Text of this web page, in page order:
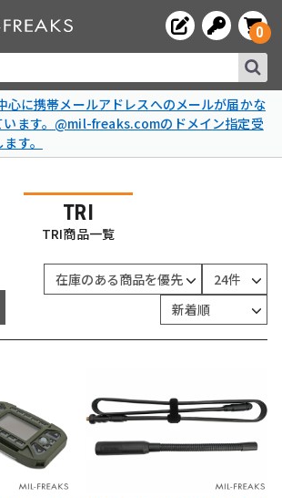
0
心に携帯メールアドレスへのメールが届かな
います。@mil-freaks.comのドメイン指定受
す。
TRI
TRI商品一覧